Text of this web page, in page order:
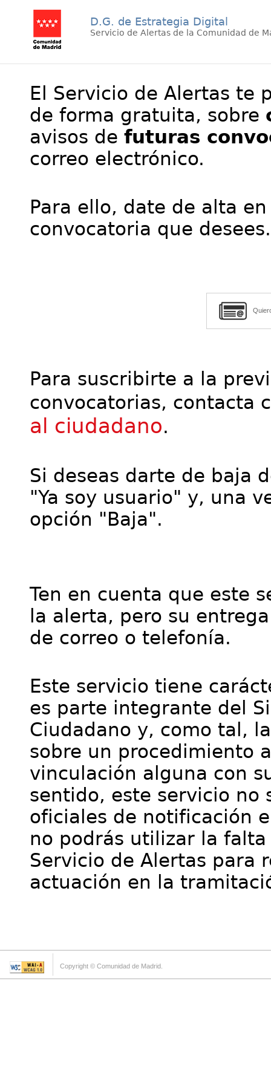
D.G. de Estrategia Digital
Servicio de Alertas de la Comunidad de
El Servicio de Alertas te
de forma gratuita, sobre
avisos de futuras
correo electrónico.
Para ello, date de alta
convocatoria que desees.
Para suscribirte a la
convocatorias, contacta
al ciudadano.
Si deseas darte de baja
"Ya soy usuario" y, una
opción "Baja".
Ten en cuenta que este
la alerta, pero su
de correo o telefonía.
Este servicio tiene
es parte integrante del
Ciudadano y, como tal,
sobre un procedimiento
vinculación alguna con
sentido, este servicio no
oficiales de notificación
no podrás utilizar la
Servicio de Alertas para
actuación en la
Copyright © Comunidad de Madrid.